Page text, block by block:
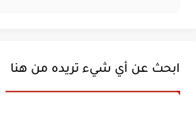
ابحث عن أي شيء تريده من هنا